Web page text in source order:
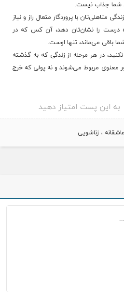
شما جذاب نیست.
متاهلی‌تان با پروردگار متعال راز و نیاز
درست را نشان‌تان دهد، آن کس که در
باقی می‌ماند، تنها اوست.
در هر مرحله از زندگی که به گذشته
معنوی مربوط می‌شوند و نه پولی که خرج
به این پست امتیاز دهید
، زناشویی